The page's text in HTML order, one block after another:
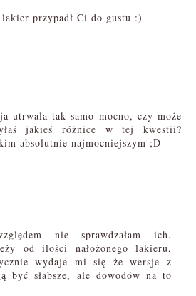
lakier przypadł Ci do gustu :)
utrwala tak samo mocno, czy może
jakieś różnice w tej kwestii?
absolutnie najmocniejszym ;D
nie sprawdzałam ich.
od ilości nałożonego lakieru,
wydaje mi się że wersje z
być słabsze, ale dowodów na to